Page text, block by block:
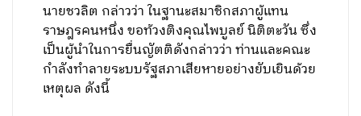
นายชวลิต กล่าวว่า ในฐานะสมาชิกสภาผู้แทน
ราษฎรคนหนึ่ง ขอท้วงติงคุณไพบูลย์ นิติตะวัน ซึ่ง
เป็นผู้นำในการยื่นญัตติดังกล่าวว่า ท่านและคณะ
กำลังทำลายระบบรัฐสภาเสียหายอย่างยับเยินด้วย
เหตุผล ดังนี้